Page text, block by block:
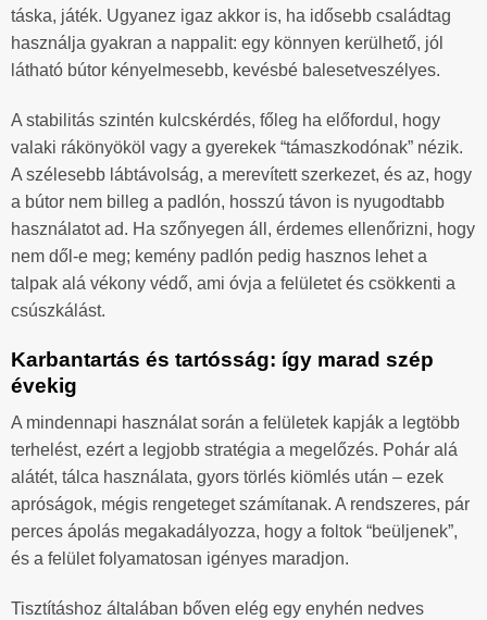
táska, játék. Ugyanez igaz akkor is, ha idősebb családtag
használja gyakran a nappalit: egy könnyen kerülhető, jól
látható bútor kényelmesebb, kevésbé balesetveszélyes.
A stabilitás szintén kulcskérdés, főleg ha előfordul, hogy
valaki rákönyököl vagy a gyerekek “támaszkodónak” nézik.
A szélesebb lábtávolság, a merevített szerkezet, és az, hogy
a bútor nem billeg a padlón, hosszú távon is nyugodtabb
használatot ad. Ha szőnyegen áll, érdemes ellenőrizni, hogy
nem dől-e meg; kemény padlón pedig hasznos lehet a
talpak alá vékony védő, ami óvja a felületet és csökkenti a
csúszkálást.
Karbantartás és tartósság: így marad szép
évekig
A mindennapi használat során a felületek kapják a legtöbb
terhelést, ezért a legjobb stratégia a megelőzés. Pohár alá
alátét, tálca használata, gyors törlés kiömlés után – ezek
apróságok, mégis rengeteget számítanak. A rendszeres, pár
perces ápolás megakadályozza, hogy a foltok “beüljenek”,
és a felület folyamatosan igényes maradjon.
Tisztításhoz általában bőven elég egy enyhén nedves